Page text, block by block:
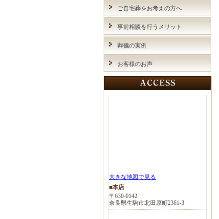
ご自宅葬をお考えの方へ
事前相談を行うメリット
葬儀の実例
お客様のお声
大きな地図で見る
■本店
〒630-0142
奈良県生駒市北田原町2361-3